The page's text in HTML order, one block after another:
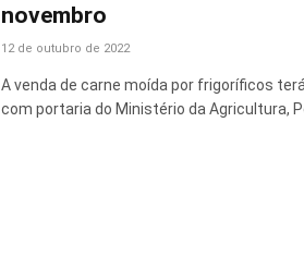
novembro
12 de outubro de 2022
A venda de carne moída por frigoríficos
com portaria do Ministério da Agricultura,